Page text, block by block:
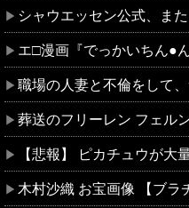
シャウエッセン公式、ま
エ□漫画『でっかいちん●んに負ける鬼強性欲お
職場の人妻と不倫をして、
葬送のフリーレン フェルンを脱がしていくエ□ク
【悲報】 ピカチュウが大
木村沙織 お宝画像 【ブラ